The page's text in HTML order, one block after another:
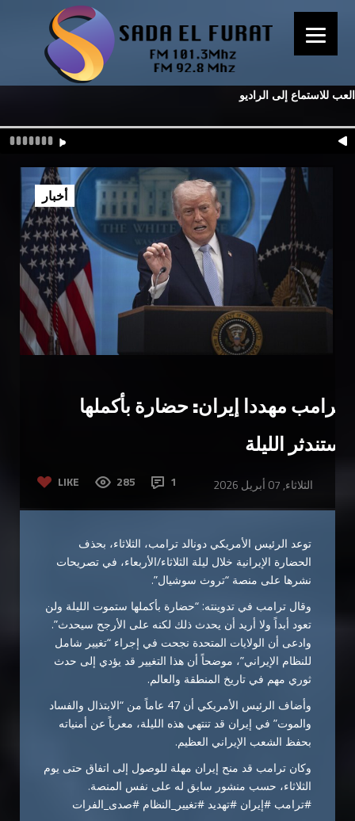
العب للاستماع إلى الراديو
ترامب مهددا إيران: حضارة بأكملها
ستندثر الليلة
LIKE 285 1 الثلاثاء, 07 أبريل 2026
أخبار
توعد الرئيس الأمريكي دونالد ترامب، الثلاثاء، بحذف
الحضارة الإيرانية خلال ليلة الثلاثاء/الأربعاء، في تصريحات
نشرها على منصة “تروث سوشيال”.
وقال ترامب في تدوينته: “حضارة بأكملها ستموت الليلة ولن
تعود أبداً ولا أريد أن يحدث ذلك لكنه على الأرجح سيحدث”.
وادعى أن الولايات المتحدة نجحت في إجراء “تغيير شامل
للنظام الإيراني”، موضحاً أن هذا التغيير قد يؤدي إلى حدث
ثوري مهم في تاريخ المنطقة والعالم.
وأضاف الرئيس الأمريكي أن 47 عاماً من “الابتذال والفساد
والموت” في إيران قد تنتهي هذه الليلة، معرباً عن أمنياته
بحفظ الشعب الإيراني العظيم.
وكان ترامب قد منح إيران مهلة للوصول إلى اتفاق حتى يوم
الثلاثاء، حسب منشور سابق له على نفس المنصة.
#ترامب #إيران #تهديد #تغيير_النظام #صدى_الفرات